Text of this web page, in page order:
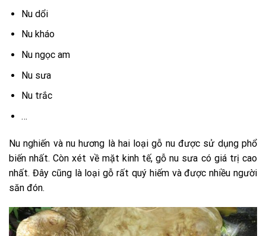
Nu dổi
Nu kháo
Nu ngọc am
Nu sưa
Nu trắc
…
Nu nghiến và nu hương là hai loại gỗ nu được sử dụng phổ
biến nhất. Còn xét về mặt kinh tế, gỗ nu sưa có giá trị cao
nhất. Đây cũng là loại gỗ rất quý hiếm và được nhiều người
săn đón.